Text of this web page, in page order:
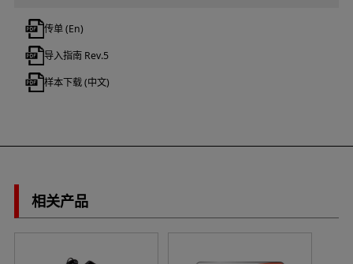
传单 (En)
导入指南 Rev.5
样本下载 (中文)
相关产品